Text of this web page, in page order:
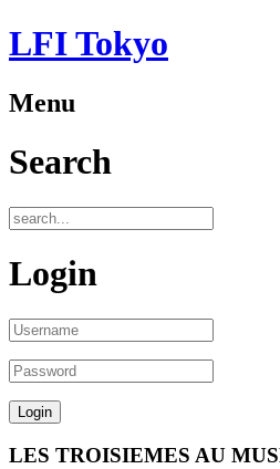
LFI Tokyo
Menu
Search
Login
LES TROISIEMES AU